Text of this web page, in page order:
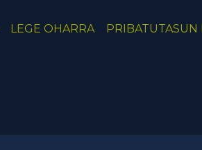
LEGE OHARRA PRIBATUTASUN